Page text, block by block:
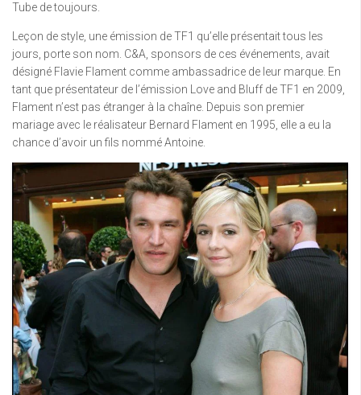
Tube de toujours.
Leçon de style, une émission de TF1 qu’elle présentait tous les
jours, porte son nom. C&A, sponsors de ces événements, avait
désigné Flavie Flament comme ambassadrice de leur marque. En
tant que présentateur de l’émission Love and Bluff de TF1 en 2009,
Flament n’est pas étranger à la chaîne. Depuis son premier
mariage avec le réalisateur Bernard Flament en 1995, elle a eu la
chance d’avoir un fils nommé Antoine.